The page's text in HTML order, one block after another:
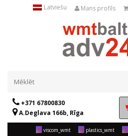
Latviešu Mans profils
+371 67800830
A.Deglava 166b, Rīga
viscom_wmt plastics_wmt